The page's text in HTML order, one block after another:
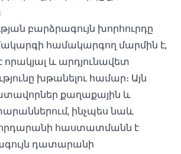
բարձրագույն խորհուրդը
համակարգող մարմին է,
որակյալ և արդյունավետ
խթանելու համար։ Այն
քաղաքային և
ինչպես նաև
հաստատմանն է
դատարանի